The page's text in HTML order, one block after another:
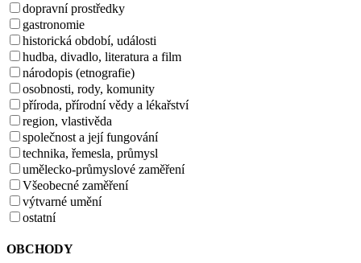
dopravní prostředky
gastronomie
historická období, události
hudba, divadlo, literatura a film
národopis (etnografie)
osobnosti, rody, komunity
příroda, přírodní vědy a lékařství
region, vlastivěda
společnost a její fungování
technika, řemesla, průmysl
umělecko-průmyslové zaměření
Všeobecné zaměření
výtvarné umění
ostatní
OBCHODY